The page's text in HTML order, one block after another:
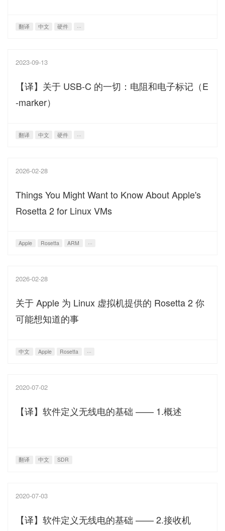
翻译 中文 硬件 ···
2023-09-13
【译】关于 USB-C 的一切：电阻和电子标记（E
-marker）
翻译 中文 硬件 ···
2026-02-28
Things You Might Want to Know About Apple's
Rosetta 2 for Linux VMs
Apple Rosetta ARM ···
2026-02-28
关于 Apple 为 Linux 虚拟机提供的 Rosetta 2 你
可能想知道的事
中文 Apple Rosetta ···
2020-07-02
【译】软件定义无线电的基础 —— 1.概述
翻译 中文 SDR
2020-07-03
【译】软件定义无线电的基础 —— 2.接收机